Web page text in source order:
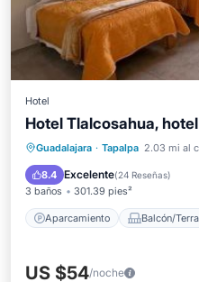
Hotel
Hotel Tlalcosahua,
Guadalajara · Tapalpa 2.03 mi al
8.4 Excelente(24 Reseñas)
3 baños 301.39 pies²
Aparcamiento Balcón/
Aparcamiento
Vistas
Se
US $54/noche